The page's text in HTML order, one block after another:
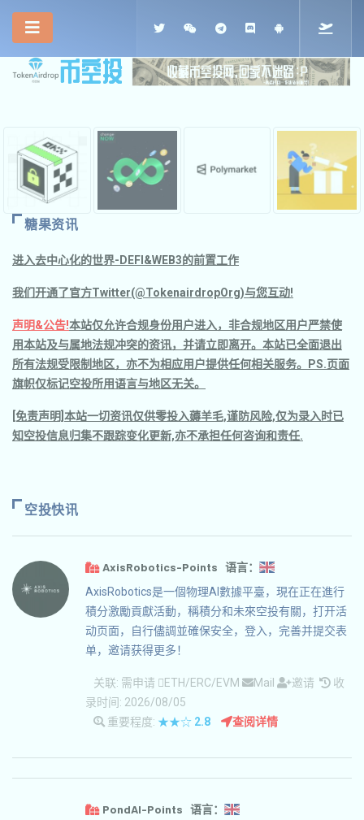
糖果资讯
进入去中心化的世界-DEFI&WEB3的前置工作
我们开通了官方Twitter(@TokenairdropOrg)与您互动!
声明&公告!本站仅允许合规身份用户进入，非合规地区用户严禁使
用本站及与属地法规冲突的资讯，并请立即离开。本站已全面退出
所有法规受限制地区，亦不为相应用户提供任何相关服务。PS.页面
旗帜仅标记空投所用语言与地区无关。
[免责声明]本站一切资讯仅供零投入薅羊毛,谨防风险,仅为录入时已
知空投信息归集不跟踪变化更新,亦不承担任何咨询和责任.
空投快讯
AxisRobotics-Points 语言：
AxisRobotics是一個物理AI數據平臺，現在正在進行
積分激勵貢獻活動，稱積分和未來空投有關，打开活
动页面，自行儘調並確保安全，登入，完善并提交表
单，邀请获得更多！
关联: 需申请 ETH/ERC/EVM Mail 邀请
收
录时间: 2026/08/05
重要程度: ★★☆ 2.8 查阅详情
PondAI-Points 语言：